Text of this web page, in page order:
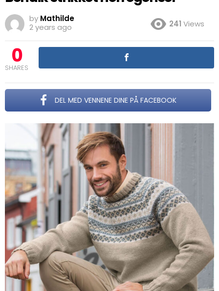
by Mathilde
2 years ago
241 Views
0
SHARES
DEL MED VENNENE DINE PÅ FACEBOOK